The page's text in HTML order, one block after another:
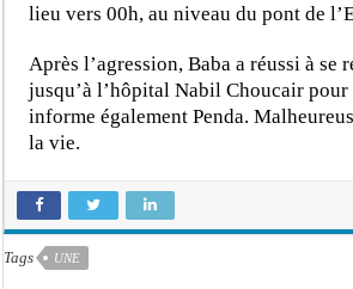
lieu vers 00h, au niveau du pont de
Après l’agression, Baba a réussi à se
jusqu’à l’hôpital Nabil Choucair pour
informe également Penda.
la vie.
Tags UNE